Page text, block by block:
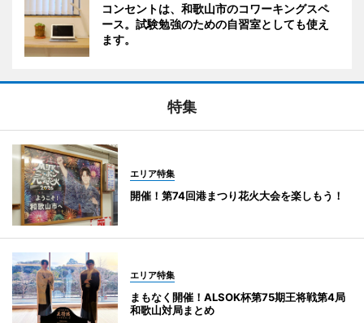
コンセントは、和歌山市のコワーキングスペ
ース。試験勉強のための自習室としても使え
ます。
特集
エリア特集
開催！第74回港まつり花火大会を楽しもう！
エリア特集
まもなく開催！ALSOK杯第75期王将戦第4局
和歌山対局まとめ